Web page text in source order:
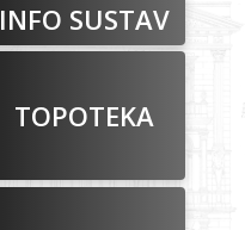
INFO SUSTAV
TOPOTEKA